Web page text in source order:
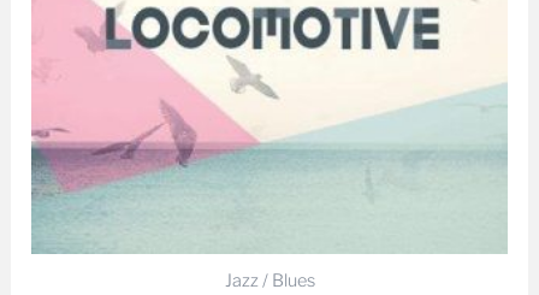
Jazz / Blues